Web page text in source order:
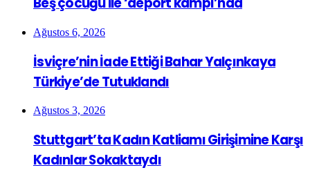
Ağustos 6, 2026
İsviçre’nin İade Ettiği Bahar Yalçınkaya
Türkiye’de Tutuklandı
Ağustos 3, 2026
Stuttgart’ta Kadın Katliamı Girişimine Karşı
Kadınlar Sokaktaydı